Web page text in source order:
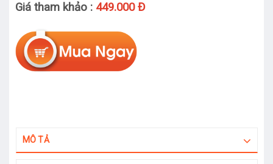
Giá tham khảo : 449.000 Đ
MÔ TẢ